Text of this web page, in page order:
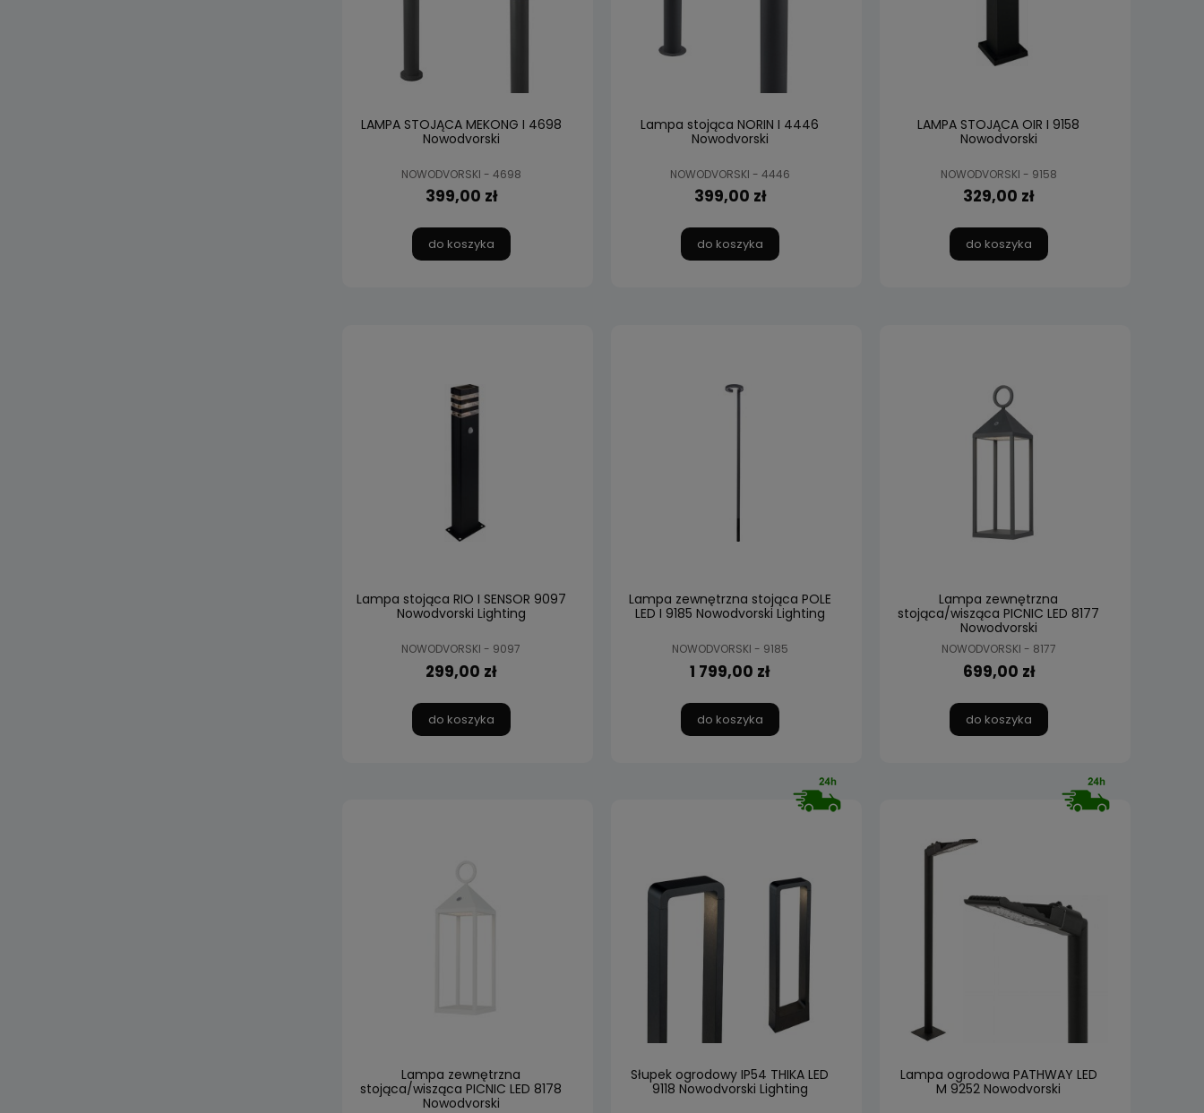
LAMPA STOJĄCA MEKONG I 4698
Nowodvorski
NOWODVORSKI - 4698
399,00 zł
do koszyka
Lampa stojąca NORIN I 4446
Nowodvorski
NOWODVORSKI - 4446
399,00 zł
do koszyka
LAMPA STOJĄCA OIR I 9158
Nowodvorski
NOWODVORSKI - 9158
329,00 zł
do koszyka
Lampa stojąca RIO I SENSOR 9097
Nowodvorski Lighting
NOWODVORSKI - 9097
299,00 zł
do koszyka
Lampa zewnętrzna stojąca POLE
LED I 9185 Nowodvorski Lighting
NOWODVORSKI - 9185
1 799,00 zł
do koszyka
Lampa zewnętrzna
stojąca/wisząca PICNIC LED 8177
Nowodvorski
NOWODVORSKI - 8177
699,00 zł
do koszyka
Lampa zewnętrzna
stojąca/wisząca PICNIC LED 8178
Nowodvorski
Słupek ogrodowy IP54 THIKA LED
9118 Nowodvorski Lighting
Lampa ogrodowa PATHWAY LED
M 9252 Nowodvorski